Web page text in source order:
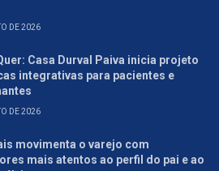
DE 2026
Casa Durval Paiva inicia projeto
integrativas para pacientes e
DE 2026
movimenta o varejo com
mais atentos ao perfil do pai e ao